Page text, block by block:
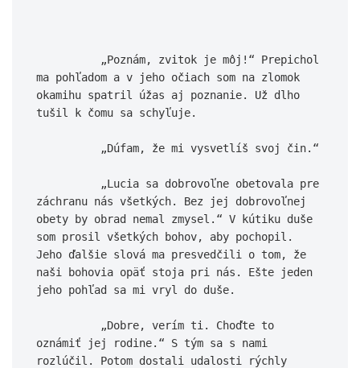
ma pohľadom a v jeho očiach som na zlomok
okamihu spatril úžas aj poznanie. Už dlho
tušil k čomu sa schyľuje.
záchranu nás všetkých. Bez jej dobrovoľnej
obety by obrad nemal zmysel.“ V kútiku duše
som prosil všetkých bohov, aby pochopil.
Jeho ďalšie slová ma presvedčili o tom, že
naši bohovia opäť stoja pri nás. Ešte jeden
jeho pohľad sa mi vryl do duše.
oznámiť jej rodine.“ S tým sa s nami
rozlúčil. Potom dostali udalosti rýchly